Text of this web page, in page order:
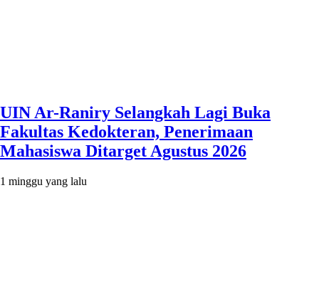
UIN Ar-Raniry Selangkah Lagi Buka
Fakultas Kedokteran, Penerimaan
Mahasiswa Ditarget Agustus 2026
1 minggu yang lalu